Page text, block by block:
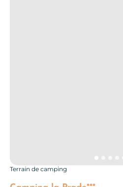
Terrain de camping